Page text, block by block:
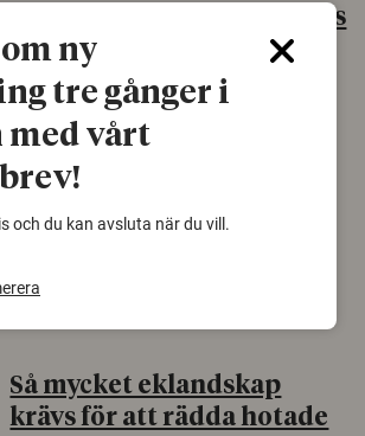
Gammalt skinn var Sveriges
äldsta sko
22 juni 2026
Det som arkeologer länge trodde var en
gammal sko. Fyndet bär spår av romerskt
Arkeologi
Så mycket eklandskap
krävs för att rädda hotade
ny
tre gånger i
med vårt
och du kan avsluta när du vill.